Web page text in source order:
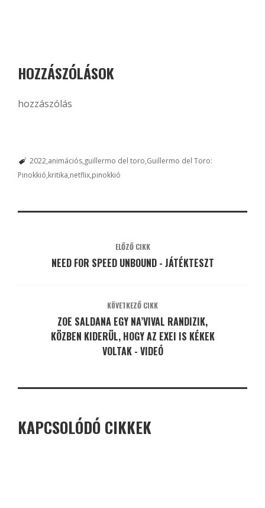
HOZZÁSZÓLÁSOK
hozzászólás
2022 animációs guillermo del toro Guillermo del Toro:
Pinokkió kritika netflix pinokkió
ELŐZŐ CIKK
NEED FOR SPEED UNBOUND - JÁTÉKTESZT
KÖVETKEZŐ CIKK
ZOE SALDANA EGY NA’VIVAL RANDIZIK,
KÖZBEN KIDERÜL, HOGY AZ EXEI IS KÉKEK
VOLTAK - VIDEÓ
KAPCSOLÓDÓ CIKKEK